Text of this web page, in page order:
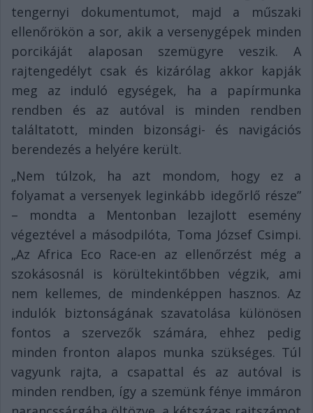
tengernyi dokumentumot, majd a műszaki
ellenőrökön a sor, akik a versenygépek minden
porcikáját alaposan szemügyre veszik. A
rajtengedélyt csak és kizárólag akkor kapják
meg az induló egységek, ha a papírmunka
rendben és az autóval is minden rendben
találtatott, minden bizonsági- és navigációs
berendezés a helyére került.
„Nem túlzok, ha azt mondom, hogy ez a
folyamat a versenyek leginkább idegőrlő része”
– mondta a Mentonban lezajlott esemény
végeztével a másodpilóta, Toma József Csimpi.
„Az Africa Eco Race-en az ellenőrzést még a
szokásosnál is körültekintőbben végzik, ami
nem kellemes, de mindenképpen hasznos. Az
indulók biztonságának szavatolása különösen
fontos a szervezők számára, ehhez pedig
minden fronton alapos munka szükséges. Túl
vagyunk rajta, a csapattal és az autóval is
minden rendben, így a szemünk fénye immáron